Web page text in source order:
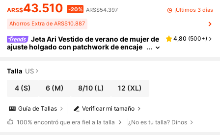
ARS$43.510 -20% ARS$54.397 ¡Últimos 3 días
Ahorros Extra de ARS$10.887
Jeta Ari Vestido de verano de mujer de
ajuste holgado con patchwork de encaje
o de fiesta
4,80 (500+)
Talla US
4 (S) 6 (M) 8/10(L) 12 (XL)
Verificar mi tamaño
Guía de Tallas
100% encontró que era fiel a la talla ¿No es tu talla? Dinos